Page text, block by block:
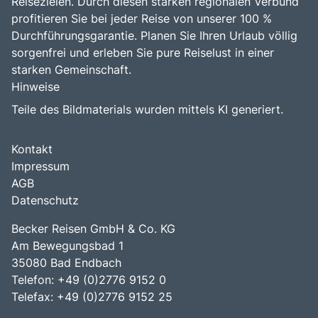
profitieren Sie bei jeder Reise von unserer 100 %
Durchführungsgarantie. Planen Sie Ihren Urlaub völlig
sorgenfrei und erleben Sie pure Reiselust in einer
starken Gemeinschaft.
Hinweise
Teile des Bildmaterials wurden mittels KI generiert.
Kontakt
Impressum
AGB
Datenschutz
Becker Reisen GmbH & Co. KG
Am Bewegungsbad 1
35080 Bad Endbach
Telefon: +49 (0)2776 9152 0
Telefax: +49 (0)2776 9152 25